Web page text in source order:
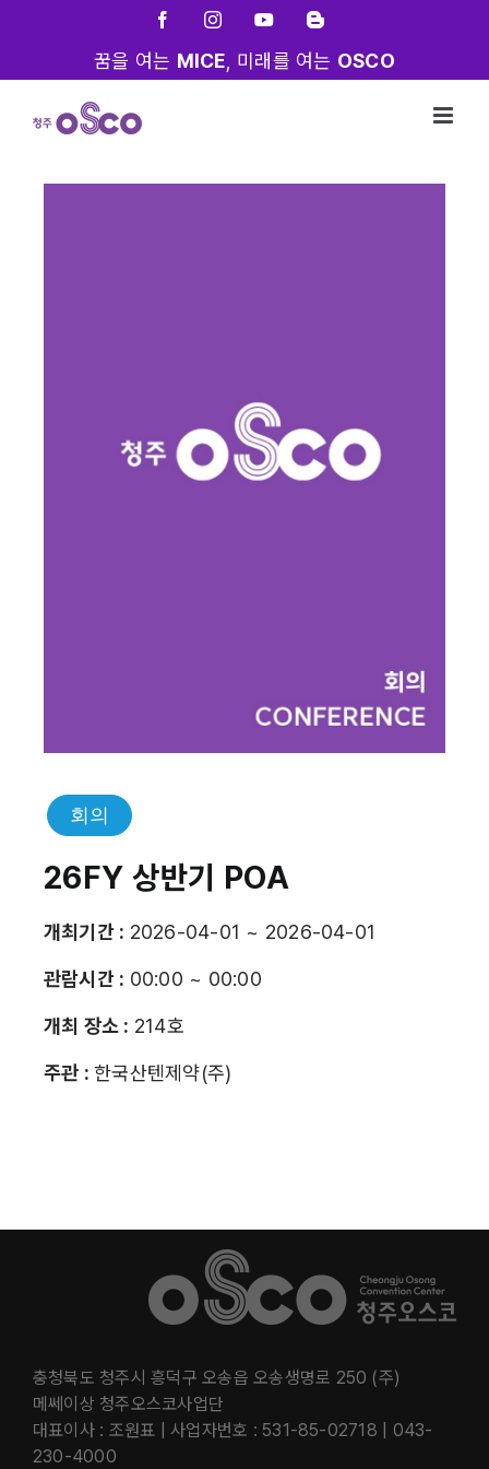
FacebookInstagramYouTubeBlogger
꿈을 여는 MICE , 미래를 여는 OSCO
회의
26FY 상반기 POA
개최기간 : 2026-04-01 ~ 2026-04-01
관람시간 : 00:00 ~ 00:00
개최 장소 : 214호
주관 :한국산텐제약(주)
충청북도 청주시 흥덕구 오송읍 오송생명로 250 (주)
메쎄이상 청주오스코사업단
대표이사 : 조원표 | 사업자번호 : 531-85-02718 | 043-
230-4000